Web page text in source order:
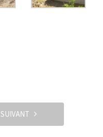
SUIVANT